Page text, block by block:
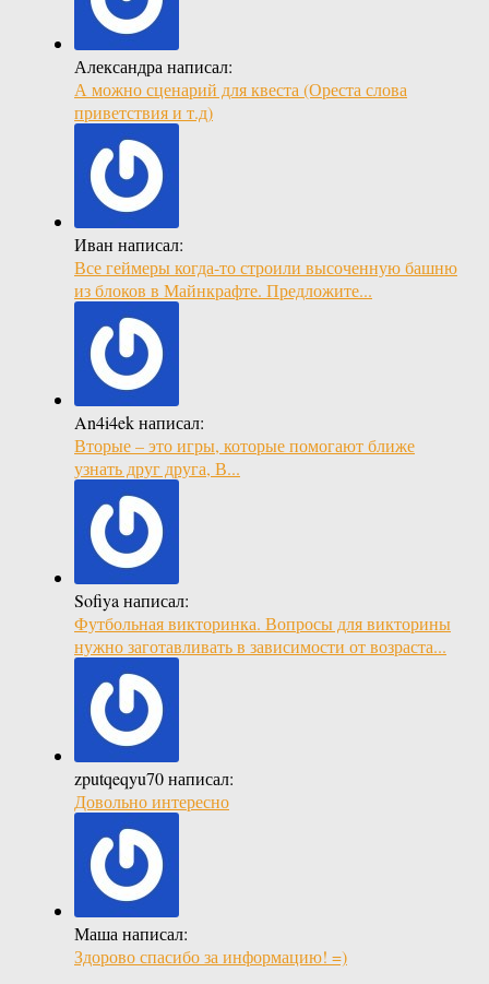
Александра написал:
А можно сценарий для квеста (Ореста слова
приветствия и т.д)
Иван написал:
Все геймеры когда-то строили высоченную башню
из блоков в Майнкрафте. Предложите...
An4i4ek написал:
Вторые – это игры, которые помогают ближе
узнать друг друга, В...
Sofiya написал:
Футбольная викторинка. Вопросы для викторины
нужно заготавливать в зависимости от возраста...
zputqeqyu70 написал:
Довольно интересно
Маша написал:
Здорово спасибо за информацию! =)